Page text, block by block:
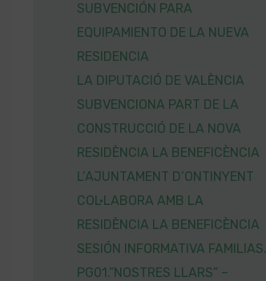
SUBVENCIÓN PARA
EQUIPAMIENTO DE LA NUEVA
RESIDENCIA
LA DIPUTACIÓ DE VALÈNCIA
SUBVENCIONA PART DE LA
CONSTRUCCIÓ DE LA NOVA
RESIDÈNCIA LA BENEFICÈNCIA
L’AJUNTAMENT D’ONTINYENT
COL·LABORA AMB LA
RESIDÈNCIA LA BENEFICÈNCIA
SESIÓN INFORMATIVA FAMILIAS.
PG01.”NOSTRES LLARS” –